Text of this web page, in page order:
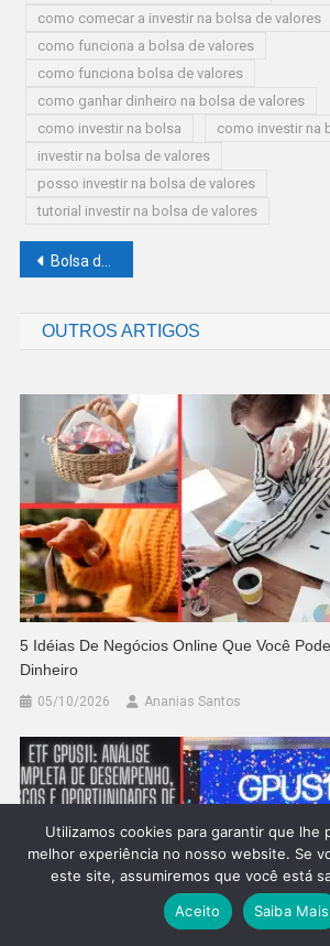
como comecar a investir na bolsa de valores
como funciona a bolsa de valores
como funciona bolsa de valores
como ganhar dinheiro na bolsa de valores
como investir na bolsa
como investir na
investir na bolsa de valores
posso investir na bolsa de valores
tutorial investir na bolsa de valores
Navegação
Post
Bolsa de Valores O Que É Como Funciona e Como Começar a Investir do Zero
OUTROS ARTIGOS
5 Idéias De Negócios Online Que Você
Dinheiro
05/10/2026 Ananias Santos
Utilizamos cookies para garantir que lhe
melhor experiência no nosso website. Se
este site, assumiremos que você está
Aceito
Saiba Mais